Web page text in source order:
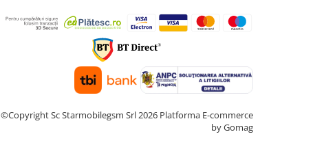
©Copyright Sc Starmobilegsm Srl 2026 Platforma E-commerce
by Gomag